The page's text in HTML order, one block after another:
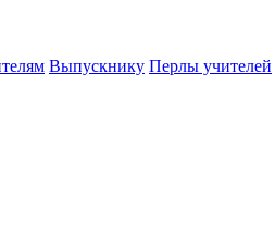
Выпускнику Перлы учителей